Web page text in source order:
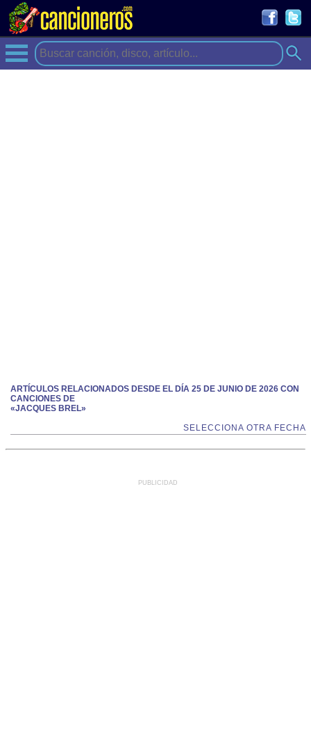
ARTÍCULOS RELACIONADOS DESDE EL DÍA 25 DE JUNIO DE 2026 CON
CANCIONES DE
«JACQUES BREL»
SELECCIONA OTRA FECHA
PUBLICIDAD